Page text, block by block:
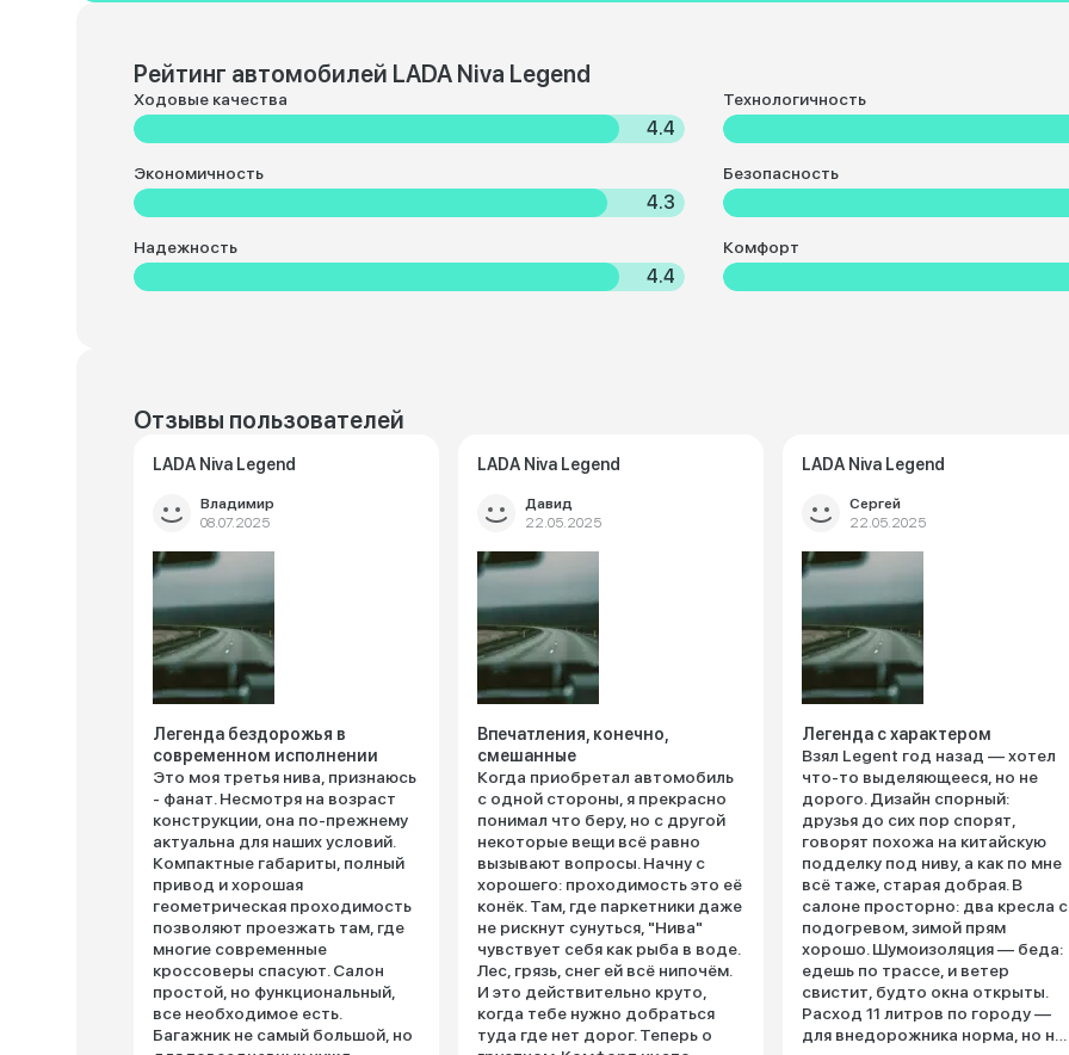
Рейтинг автомобилей LADA Niva Legend
Ходовые качества
4.4
Технологичность
Экономичность
4.3
Безопасность
Надежность
4.4
Комфорт
Отзывы пользователей
LADA Niva Legend
Владимир
08.07.2025
Легенда бездорожья в
современном исполнении
Это моя третья нива, признаюсь
- фанат. Несмотря на возраст
конструкции, она по-прежнему
актуальна для наших условий.
Компактные габариты, полный
привод и хорошая
геометрическая проходимость
позволяют проезжать там, где
многие современные
кроссоверы спасуют. Салон
простой, но функциональный,
все необходимое есть.
Багажник не самый большой, но
LADA Niva Legend
Давид
22.05.2025
Впечатления, конечно,
смешанные
Когда приобретал автомобиль
с одной стороны, я прекрасно
понимал что беру, но с другой
некоторые вещи всё равно
вызывают вопросы. Начну с
хорошего: проходимость это её
конёк. Там, где паркетники даже
не рискнут сунуться, "Нива"
чувствует себя как рыба в воде.
Лес, грязь, снег ей всё нипочём.
И это действительно круто,
когда тебе нужно добраться
туда где нет дорог. Теперь о
LADA Niva Legend
Сергей
22.05.2025
Легенда с характером
Взял Legent год назад — хотел
что-то выделяющееся, но не
дорого. Дизайн спорный:
друзья до сих пор спорят,
говорят похожа на китайскую
подделку под ниву, а как по мне
всё таже, старая добрая. В
салоне просторно: два кресла с
подогревом, зимой прям
хорошо. Шумоизоляция — беда:
едешь по трассе, и ветер
свистит, будто окна открыты.
Расход 11 литров по городу —
для внедорожника норма, но на